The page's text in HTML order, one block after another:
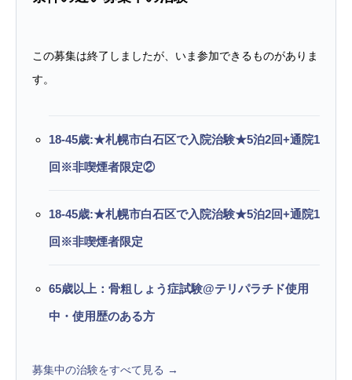
この募集は終了しましたが、いま参加できるものがありま
す。
18-45歳:★札幌市白石区で入院治験★5泊2回+通院1
回※非喫煙者限定②
18-45歳:★札幌市白石区で入院治験★5泊2回+通院1
回※非喫煙者限定
65歳以上：骨粗しょう症試験@テリパラチド使用
中・使用歴のある方
募集中の治験をすべて見る →